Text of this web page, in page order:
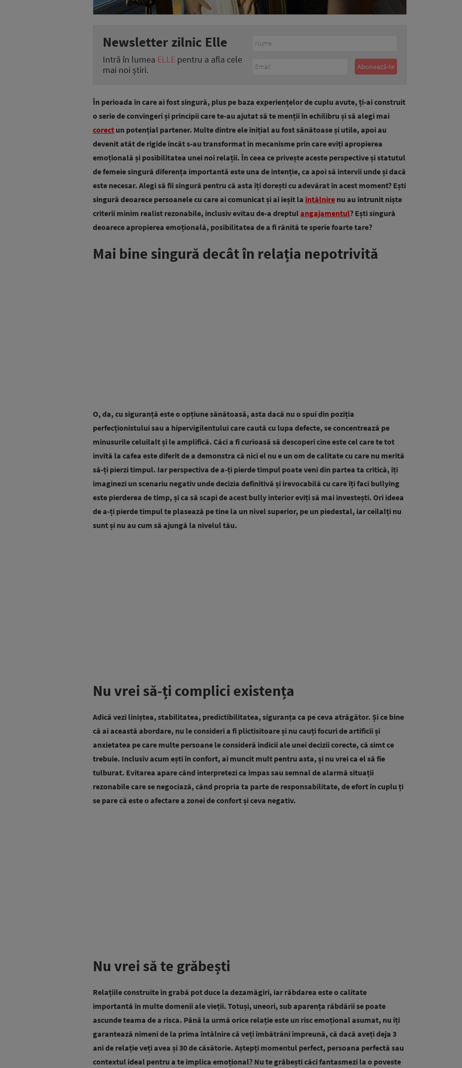
Newsletter zilnic Elle
Intră în lumea ELLE pentru a afla cele
mai noi știri.
În perioada în care ai fost singură, plus pe baza experiențelor de cuplu avute, ți-ai construit
o serie de convingeri și principii care te-au ajutat să te menții în echilibru și să alegi mai
corect un potențial partener. Multe dintre ele inițial au fost sănătoase și utile, apoi au
devenit atât de rigide încât s-au transformat în mecanisme prin care eviți apropierea
emoțională și posibilitatea unei noi relații. În ceea ce privește aceste perspective și statutul
de femeie singură diferența importantă este una de intenție, ca apoi să intervii unde și dacă
este necesar. Alegi să fii singură pentru că asta îți dorești cu adevărat în acest moment? Ești
singură deoarece persoanele cu care ai comunicat și ai ieșit la întâlnire nu au întrunit niște
criterii minim realist rezonabile, inclusiv evitau de-a dreptulangajamentul? Ești singură
deoarece apropierea emoțională, posibilitatea de a fi rănită te sperie foarte tare?
Mai bine singură decât în relația nepotrivită
O, da, cu siguranță este o opțiune sănătoasă, asta dacă nu o spui din poziția
perfecționistului sau a hipervigilentului care caută cu lupa defecte, se concentrează pe
minusurile celuilalt și le amplifică. Căci a fi curioasă să descoperi cine este cel care te tot
invită la cafea este diferit de a demonstra că nici el nu e un om de calitate cu care nu merită
să-ți pierzi timpul. Iar perspectiva de a-ți pierde timpul poate veni din partea ta critică, îți
imaginezi un scenariu negativ unde decizia definitivă și irevocabilă cu care îți faci bullying
este pierderea de timp, și ca să scapi de acest bully interior eviți să mai investești. Ori ideea
de a-ți pierde timpul te plasează pe tine la un nivel superior, pe un piedestal, iar ceilalți nu
sunt și nu au cum să ajungă la nivelul tău.
Nu vrei să-ți complici existența
Adică vezi liniștea, stabilitatea, predictibilitatea, siguranța ca pe ceva atrăgător. Și ce bine
că ai această abordare, nu le consideri a fi plictisitoare și nu cauți focuri de artificii și
anxietatea pe care multe persoane le consideră indicii ale unei decizii corecte, că simt ce
trebuie. Inclusiv acum ești în confort, ai muncit mult pentru asta, și nu vrei ca el să fie
tulburat. Evitarea apare când interpretezi ca impas sau semnal de alarmă situații
rezonabile care se negociază, când propria ta parte de responsabilitate, de efort în cuplu ți
se pare că este o afectare a zonei de confort și ceva negativ.
Nu vrei să te grăbești
Relațiile construite în grabă pot duce la dezamăgiri, iar răbdarea este o calitate
importantă în multe domenii ale vieții. Totuși, uneori, sub aparența răbdării se poate
ascunde teama de a risca. Până la urmă orice relație este un risc emoțional asumat, nu îți
garantează nimeni de la prima întâlnire că veți îmbătrâni împreună, că dacă aveți deja 3
ani de relație veți avea și 30 de căsătorie. Aștepți momentul perfect, persoana perfectă sau
contextul ideal pentru a te implica emoțional? Nu te grăbești căci fantasmezi la o poveste